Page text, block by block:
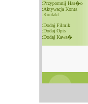
:Przypomnij Has�o
:Aktywacja Konta
:Kontakt
:Dodaj Filmik
:Dodaj Opis
:Dodaj Kawa�